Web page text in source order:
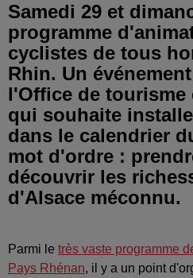
Samedi 29 et
programme
cyclistes de tous
Rhin. Un
l'Office de tourisme
qui souhaite
dans le calendrier
mot d'ordre :
découvrir les
d'Alsace méconnu.
Parmi le très vaste programme
Pays Rhénan, il y a un point